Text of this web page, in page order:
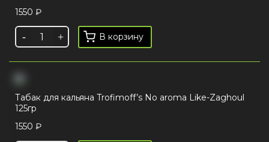
1550 ₽
В корзину
Табак для кальяна Trofimoff’s No aroma Like-Zaghoul
125гр
1550 ₽